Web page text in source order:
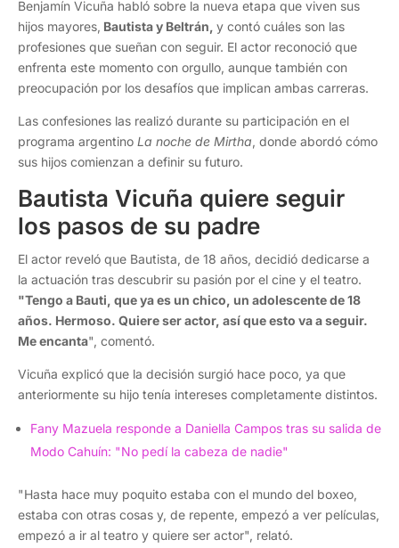
Benjamín Vicuña habló sobre la nueva etapa que viven sus
hijos mayores, Bautista y Beltrán, y contó cuáles son las
profesiones que sueñan con seguir. El actor reconoció que
enfrenta este momento con orgullo, aunque también con
preocupación por los desafíos que implican ambas carreras.
Las confesiones las realizó durante su participación en el
programa argentino La noche de Mirtha, donde abordó cómo
sus hijos comienzan a definir su futuro.
Bautista Vicuña quiere seguir
los pasos de su padre
El actor reveló que Bautista, de 18 años, decidió dedicarse a
la actuación tras descubrir su pasión por el cine y el teatro.
"Tengo a Bauti, que ya es un chico, un adolescente de 18
años. Hermoso. Quiere ser actor, así que esto va a seguir.
Me encanta", comentó.
Vicuña explicó que la decisión surgió hace poco, ya que
anteriormente su hijo tenía intereses completamente distintos.
Fany Mazuela responde a Daniella Campos tras su salida de
Modo Cahuín: "No pedí la cabeza de nadie"
"Hasta hace muy poquito estaba con el mundo del boxeo,
estaba con otras cosas y, de repente, empezó a ver películas,
empezó a ir al teatro y quiere ser actor", relató.